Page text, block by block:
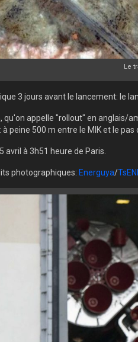
Le
3 jours avant le lancement: le
qu'on appelle "rollout" en anglais/
peine 500 m entre le MIK et le pas
avril à 3h51 heure de Paris.
photographiques: Energuya/